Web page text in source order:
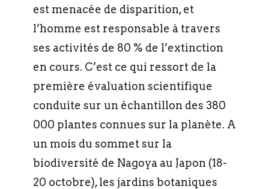
est menacée de disparition, et
l’homme est responsable à travers
ses activités de 80 % de l’extinction
en cours. C’est ce qui ressort de la
première évaluation scientifique
conduite sur un échantillon des 380
000 plantes connues sur la planète. A
un mois du sommet sur la
biodiversité de Nagoya au Japon (18-
20 octobre), les jardins botaniques